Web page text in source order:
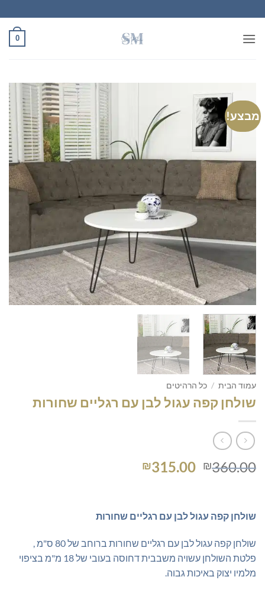
to
content
0
מבצע!
עמוד הבית / כל הרהיטים
שולחן קפה עגול לבן עם רגליים שחורות
₪360.00
המחיר
₪360.00.
₪315.00
שולחן קפה עגול לבן עם רגליים שחורות
שולחן קפה עגול לבן עם רגליים שחורות ברוחב של 80 ס"מ ,
פלטת השולחן עשויה משבבית דחוסה בעובי של 18 מ"מ בציפוי
מלמיו יצוק באיכות גבוה.